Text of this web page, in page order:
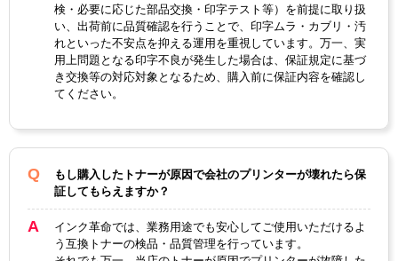
ICチッ
プ
あり
製品タ
イプ
リサイクルトナー
検・必要に応じた部品交換・印字テスト等）を前提に取り扱
い、出荷前に品質確認を行うことで、印字ムラ・カブリ・汚
れといった不安点を抑える運用を重視しています。万一、実
用上問題となる印字不良が発生した場合は、保証規定に基づ
き交換等の対応対象となるため、購入前に保証内容を確認し
てください。
もし購入したトナーが原因で会社のプリンターが壊れたら保
証してもらえますか？
インク革命では、業務用途でも安心してご使用いただけるよ
う互換トナーの検品・品質管理を行っています。